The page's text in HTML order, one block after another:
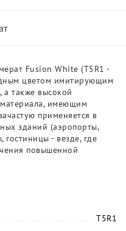
Fusion White (T5R1 -
цветом имитирующим
а также высокой
имеющим
применяется в
зданий (аэропорты,
- везде, где
повышенной
T5R1